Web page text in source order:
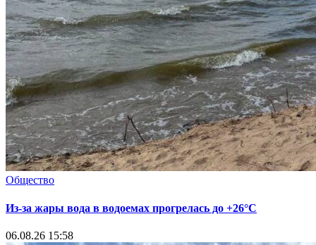
Общество
Из-за жары вода в водоемах прогрелась до +26°C
06.08.26 15:58